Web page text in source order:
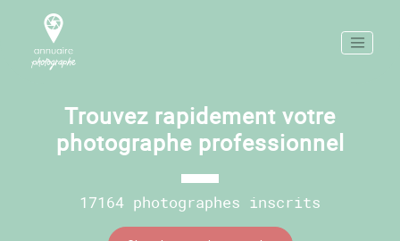
Trouvez rapidement votre
photographe professionnel
17164 photographes inscrits